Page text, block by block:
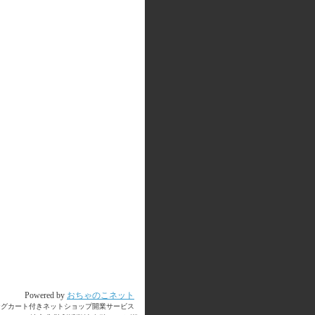
Powered by おちゃのこネット
カート付きネットショップ開業サービス